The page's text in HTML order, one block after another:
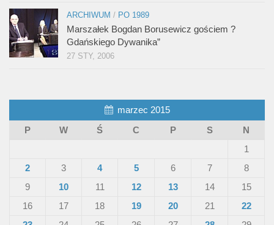
ARCHIWUM / PO 1989
Marszałek Bogdan Borusewicz gościem ?
Gdańskiego Dywanika”
27 STY, 2006
marzec 2015
P
W Ś C P S
N
1
2
3 4 5 6 7
8
9
10 11 12 13 14
15
16
17 18 19 20 21
22